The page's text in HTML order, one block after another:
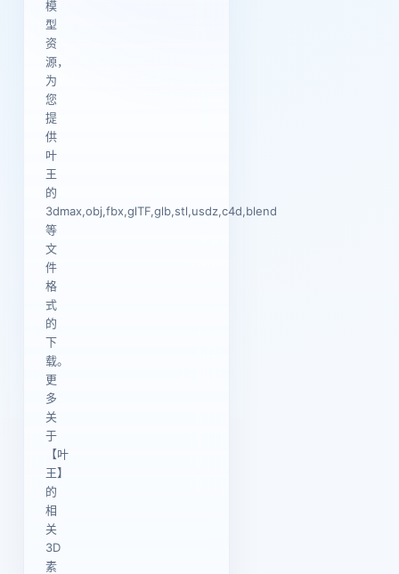
模
型
资
源，
为
您
提
供
叶
王
的
3dmax,obj,fbx,glTF,glb,stl,usdz,c4d,blend
等
文
件
格
式
的
下
载。
更
多
关
于
【叶
王】
的
相
关
3D
素